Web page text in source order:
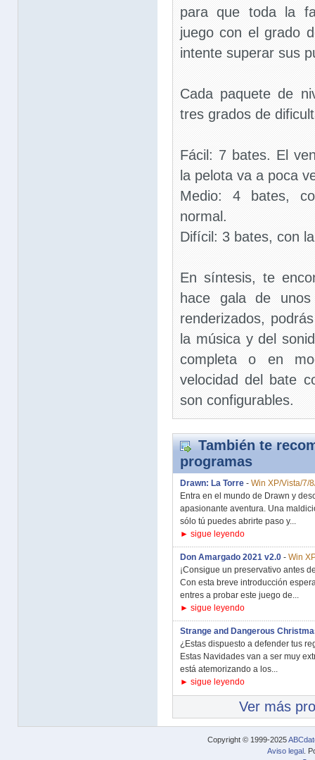
para que toda la
juego con el grado
intente superar sus
Cada paquete de
tres grados de
Fácil: 7 bates. El
la pelota va a poca
Medio: 4 bates,
normal.
Difícil: 3 bates, con
En síntesis, te
hace gala de unos
renderizados,
la música y del
completa o en
velocidad del bate
son configurables.
También te
programas
Drawn: La Torre - Win XP/Vista/7/
Entra en el mundo de Drawn y
apasionante aventura. Una
sólo tú puedes abrirte paso y...
► sigue leyendo
Don Amargado 2021 v2.0 - Win
¡Consigue un preservativo antes
Con esta breve introducción
entres a probar este juego de...
► sigue leyendo
Strange and Dangerous
¿Estas dispuesto a defender tus
Estas Navidades van a ser muy
está atemorizando a los...
► sigue leyendo
Ver más
Copyright © 1999-2025
Aviso legal .